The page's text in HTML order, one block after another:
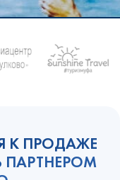
К ПРОДАЖЕ
ПАРТНЕРОМ